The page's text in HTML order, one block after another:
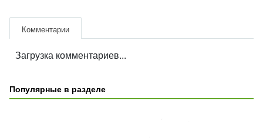
Комментарии
Загрузка комментариев...
Популярные в разделе